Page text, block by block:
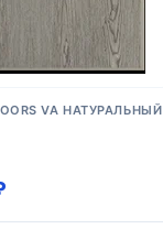
VA НАТУРАЛЬНЫЙ